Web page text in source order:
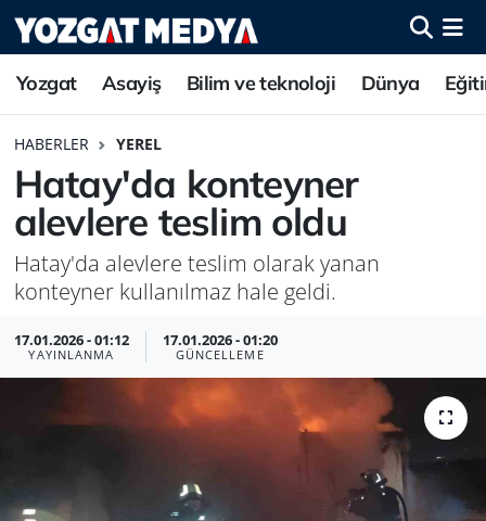
Yozgat Asayiş Bilim ve teknoloji Dünya
HABERLER YEREL
Hatay'da konteyner
alevlere teslim oldu
Hatay'da alevlere teslim olarak yanan
konteyner kullanılmaz hale geldi.
17.01.2026 - 01:12
YAYINLANMA
17.01.2026 - 01:20
GÜNCELLEME